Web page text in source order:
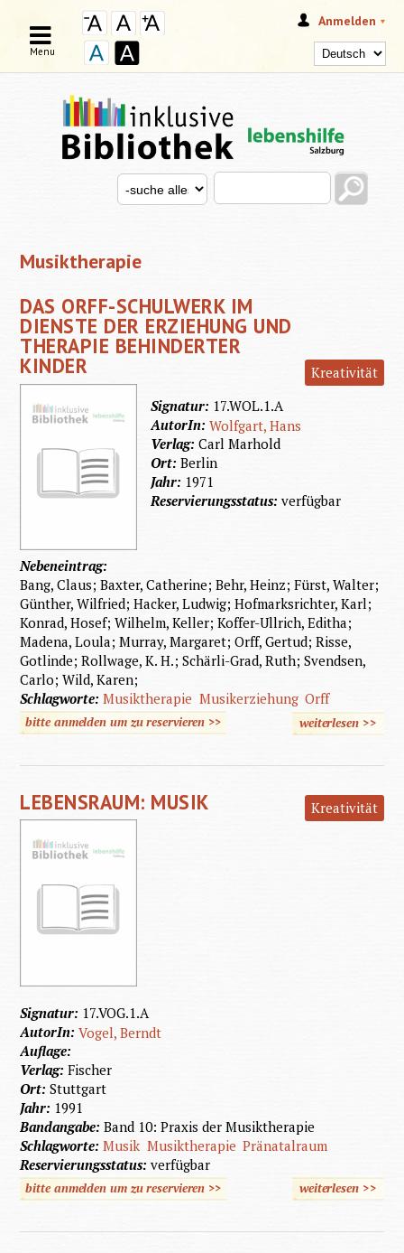
Anmelden
SUCHFORMULAR
Search this site
Search for
Menu
Musiktherapie
DAS ORFF-SCHULWERK IM
DIENSTE DER ERZIEHUNG UND
THERAPIE BEHINDERTER
KINDER
Kreativität
Signatur: 17.WOL.1.A
AutorIn:Wolfgart, Hans
Verlag:Carl Marhold
Ort:Berlin
Jahr: 1971
Reservierungsstatus:verfügbar
Nebeneintrag:
Bang, Claus; Baxter, Catherine; Behr, Heinz; Fürst, Walter;
Günther, Wilfried; Hacker, Ludwig; Hofmarksrichter, Karl;
Konrad, Hosef; Wilhelm, Keller; Koffer-Ullrich, Editha;
Madena, Loula; Murray, Margaret; Orff, Gertud; Risse,
Gotlinde; Rollwage, K. H.; Schärli-Grad, Ruth; Svendsen,
Carlo; Wild, Karen;
Schlagworte:Musiktherapie Musikerziehung Orff
bitte anmelden um zu reservieren >> weiterlesen über
im
>>
LEBENSRAUM: MUSIK Kreativität
Signatur: 17.VOG.1.A
AutorIn:Vogel, Berndt
Auflage:
Verlag:Fischer
Ort:Stuttgart
Jahr: 1991
Bandangabe:Band 10: Praxis der Musiktherapie
Schlagworte:Musik Musiktherapie Pränatalraum
Reservierungsstatus:verfügbar
bitte anmelden um zu reservieren >> weiterlesen>>